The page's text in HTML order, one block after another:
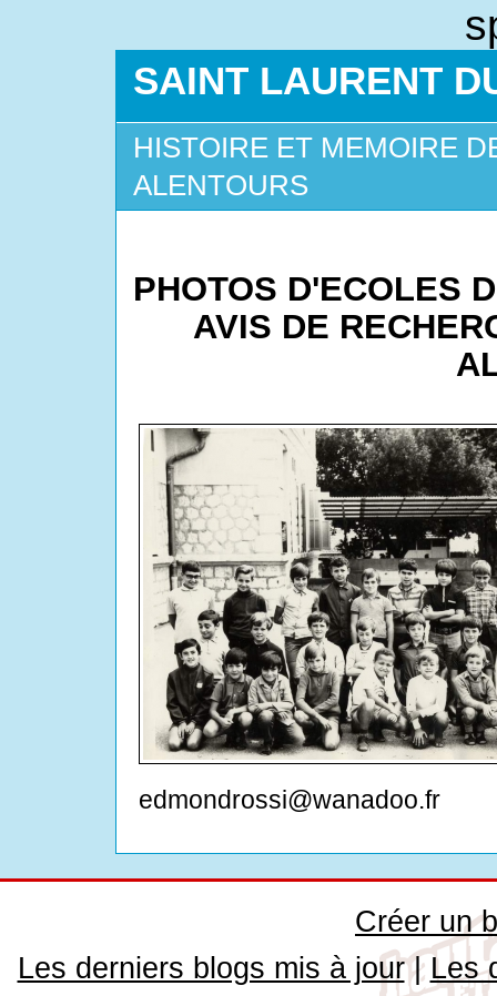
SAINT LAURENT
HISTOIRE ET MEMOIRE
ALENTOURS
PHOTOS D'ECOLES
AVIS DE
edmondrossi@wanadoo.fr
Créer un
Les derniers blogs mis à jour| Les